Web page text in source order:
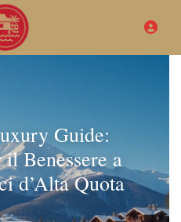
Guide:
il Benessere a
d’Alta Quota